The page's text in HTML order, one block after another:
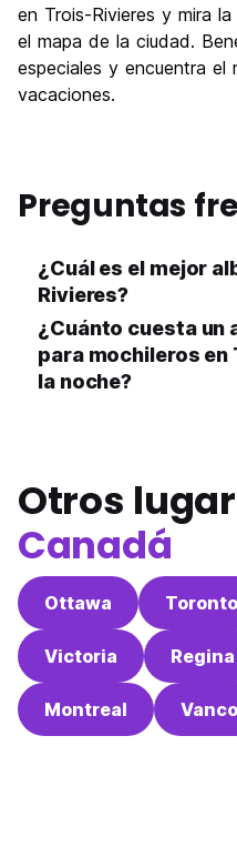
en Trois-Rivieres y mira
el mapa de la ciudad.
especiales y encuentra el
vacaciones.
Preguntas
¿Cuál es el mejor
Rivieres?
¿Cuánto cuesta un
para mochileros
la noche?
Otros
Canadá
Ottawa Toronto
Victoria Regina
Montreal